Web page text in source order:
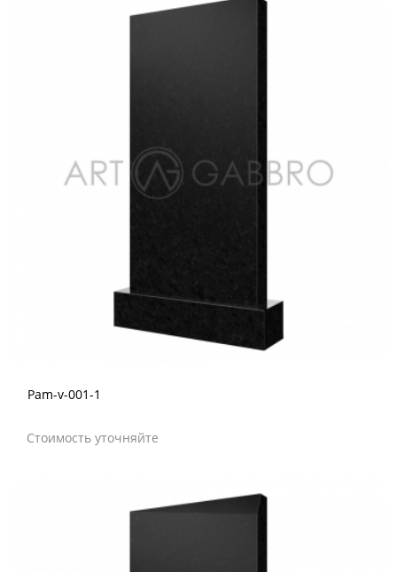
Pam-v-001-1
Стоимость уточняйте